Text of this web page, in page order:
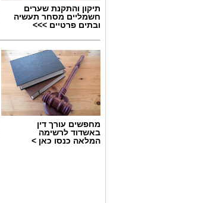
תיקון והתקנת שערים
חשמליים מסחר תעשיה
ובתים פרטיים >>>
מחפשים עורך דין
באשדוד לרשימה
המלאה כנסו כאן >